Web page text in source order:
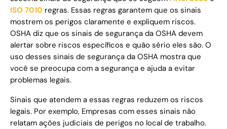
ISO 7010 regras. Essas regras garantem que os sinais
mostrem os perigos claramente e expliquem riscos.
OSHA diz que os sinais de segurança da OSHA devem
alertar sobre riscos específicos e quão sério eles são. O
uso desses sinais de segurança da OSHA mostra que
você se preocupa com a segurança e ajuda a evitar
problemas legais.
Sinais que atendem a essas regras reduzem os riscos
legais. Por exemplo, Empresas com esses sinais não
relatam ações judiciais de perigos no local de trabalho.